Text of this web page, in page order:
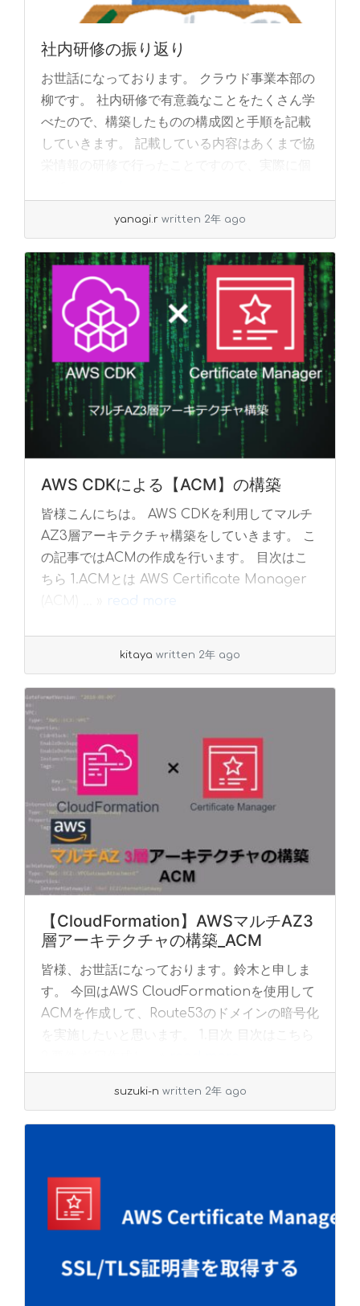
社内研修の振り返り
お世話になっております。 クラウド事業本部の
柳です。 社内研修で有意義なことをたくさん学
べたので、構築したものの構成図と手順を記載
していきます。 記載している内容はあくまで協
yanagi.r written 2年 ago
AWS CDKによる【ACM】の構築
皆様こんにちは。 AWS CDKを利用してマルチ
AZ3層アーキテクチャ構築をしていきます。 こ
の記事ではACMの作成を行います。 目次はこ
ちら 1.ACMとは AWS Certificate Manager
read more
kitaya written 2年 ago
【CloudFormation】AWSマルチAZ3
層アーキテクチャの構築_ACM
皆様、お世話になっております。鈴木と申しま
す。 今回はAWS CloudFormationを使用して
ACMを作成して、Route53のドメインの暗号化
を実施したいと思います。 1.目次 目次はこちら
suzuki-n written 2年 ago